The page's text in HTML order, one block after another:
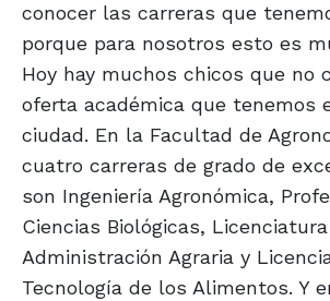
conocer las carreras que
porque para nosotros esto es
Hoy hay muchos chicos que no
oferta académica que tenemos
ciudad. En la Facultad de
cuatro carreras de grado de
son Ingeniería Agronómica,
Ciencias Biológicas,
Administración Agraria y
Tecnología de los Alimentos. Y